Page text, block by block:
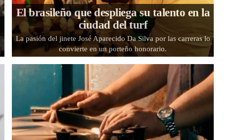
El brasileño que despliega su talento en la
ciudad del turf
La pasión del jinete José Aparecido Da Silva por las carreras lo
convierte en un porteño honorario.